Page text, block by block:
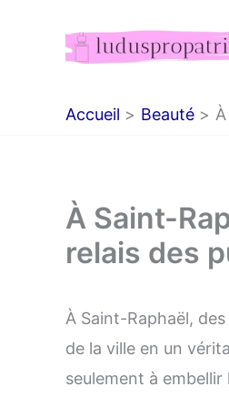
Accueil Beauté
À Saint-
relais des
À Saint-Raphaël, des
de la ville en un
seulement à embellir